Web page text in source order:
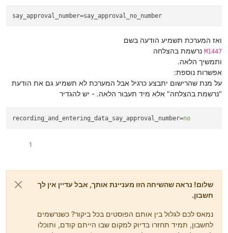
say_approval_number=say_approval_no_number
ואז המערכת תשמיע הודעה בשם
M1447 נרשמת בהצלחה
ותמשיך הלאה.
אפשרות נוספת:
על מנת שהרישום יתבצע כרגיל אבל המערכת לא תשמיע גם את הודעת
"נרשמת בהצלחה" אלא מיד תעבור הלאה. - יש להגדיר
recording_and_entering_data_say_approval_number=no
1
שלום! נראה שהשיחה הזו מעניינת אותך, אבל עדיין אין לך
חשבון.
נמאס לכם לגלול בין אותם הפוסטים בכל ביקור? כשנרשמים
לחשבון, תמיד תחזרו בדיוק למקום שבו הייתם קודם, ותוכלו